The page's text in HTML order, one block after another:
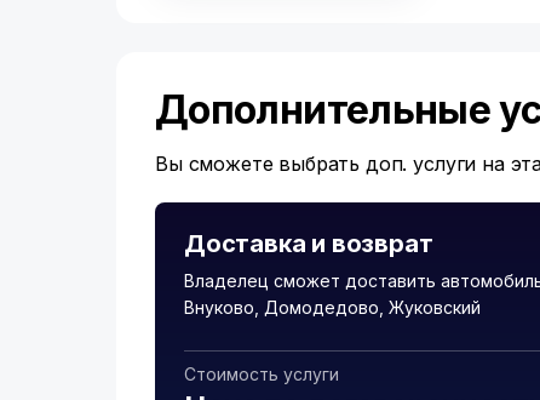
Дополнительные
Вы сможете выбрать доп. услуги на
Доставка и возврат
Владелец сможет доставить
Внуково, Домодедово, Жуковский
Стоимость услуги